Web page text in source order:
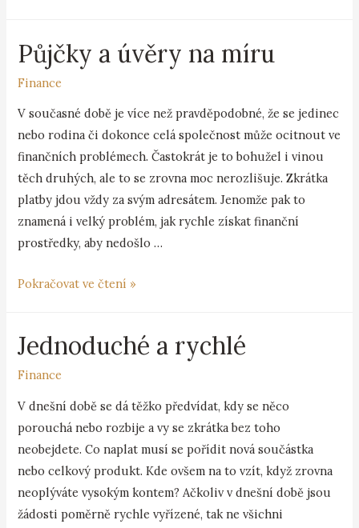
Půjčky a úvěry na míru
Finance
V současné době je více než pravděpodobné, že se jedinec
nebo rodina či dokonce celá společnost může ocitnout ve
finančních problémech. Častokrát je to bohužel i vinou
těch druhých, ale to se zrovna moc nerozlišuje. Zkrátka
platby jdou vždy za svým adresátem. Jenomže pak to
znamená i velký problém, jak rychle získat finanční
prostředky, aby nedošlo …
Pokračovat ve čtení »
Jednoduché a rychlé
Finance
V dnešní době se dá těžko předvídat, kdy se něco
porouchá nebo rozbije a vy se zkrátka bez toho
neobejdete. Co naplat musí se pořídit nová součástka
nebo celkový produkt. Kde ovšem na to vzít, když zrovna
neoplýváte vysokým kontem? Ačkoliv v dnešní době jsou
žádosti poměrně rychle vyřízené, tak ne všichni